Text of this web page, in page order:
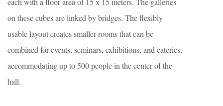
on these cubes are linked by bridges. The flexibly
usable layout creates smaller rooms that can be
combined for events, seminars, exhibitions, and eateries,
accommodating up to 500 people in the center of the
hall.